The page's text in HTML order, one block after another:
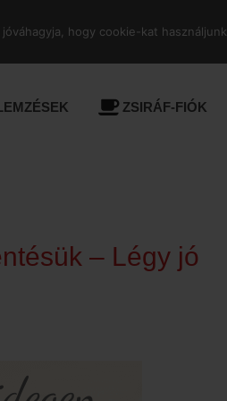
ZSIRÁF-FIÓK
– Légy jó
hogy cookie-kat használjunk.